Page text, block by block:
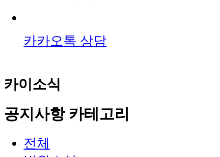
카카오톡 상담
카이소식
공지사항 카테고리
전체